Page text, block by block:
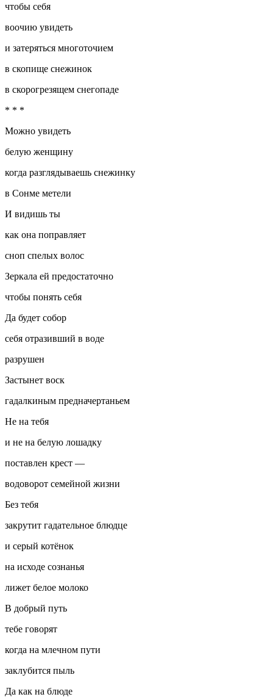
чтобы себя
воочию увидеть
и затеряться многоточием
в скопище снежинок
в скорогрезящем снегопаде
* * *
Можно увидеть
белую женщину
когда разглядываешь снежинку
в Сонме метели
И видишь ты
как она поправляет
сноп спелых волос
Зеркала ей предостаточно
чтобы понять себя
Да будет собор
себя отразивший в воде
разрушен
Застынет воск
гадалкиным предначертаньем
Не на тебя
и не на белую лошадку
поставлен крест —
водоворот семейной жизни
Без тебя
закрутит гадательное блюдце
и серый котёнок
на исходе сознанья
лижет белое молоко
В добрый путь
тебе говорят
когда на млечном пути
заклубится пыль
Да как на блюде